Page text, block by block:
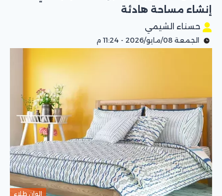
إنشاء مساحة هادئة
حسناء الشيمي
الجمعة 08/مايو/2026 - 11:24 م
الوان طلاء